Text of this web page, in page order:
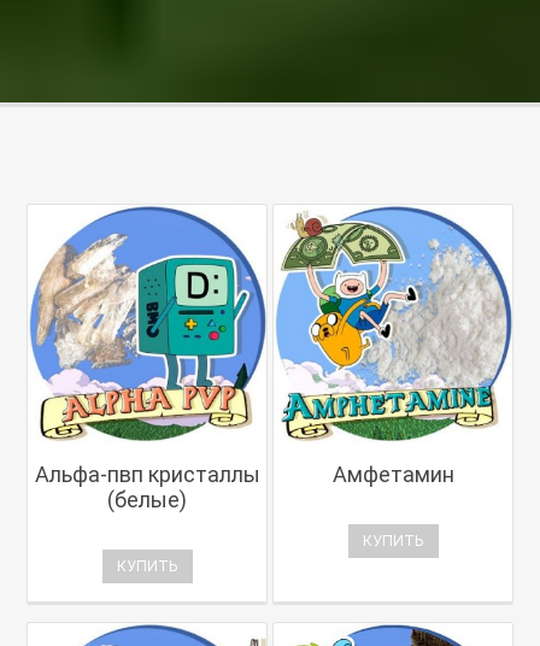
Альфа-пвп кристаллы
(белые)
КУПИТЬ
Амфетамин
КУПИТЬ